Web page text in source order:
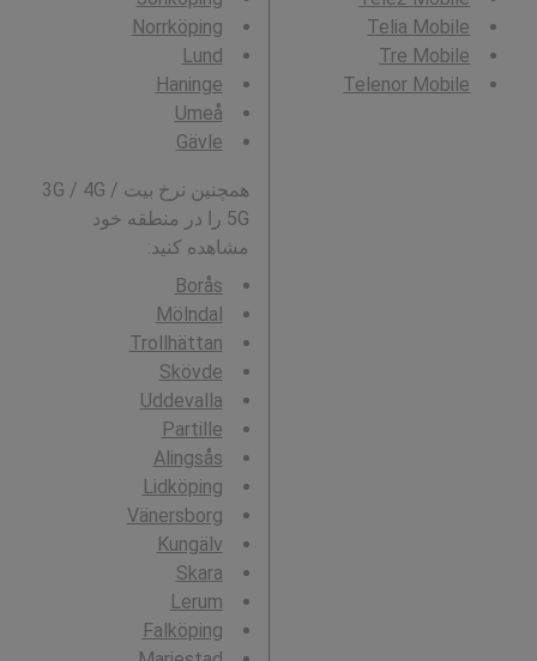
Telia Mobile
Tre Mobile
Telenor Mobile
Norrköping
Lund
Haninge
Umeå
Gävle
همچنین نرخ بیت 3G / 4G /
5G را در منطقه خود
مشاهده کنید:
Borås
Mölndal
Trollhättan
Skövde
Uddevalla
Partille
Alingsås
Lidköping
Vänersborg
Kungälv
Skara
Lerum
Falköping